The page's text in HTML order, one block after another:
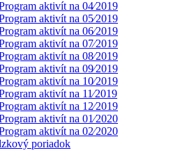
aktivít na 04⁄2019
aktivít na 05⁄2019
aktivít na 06⁄2019
aktivít na 07⁄2019
aktivít na 08⁄2019
aktivít na 09⁄2019
aktivít na 10⁄2019
aktivít na 11⁄2019
aktivít na 12⁄2019
aktivít na 01⁄2020
aktivít na 02⁄2020
poriadok